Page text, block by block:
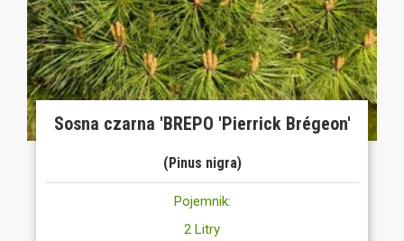
Sosna czarna 'BREPO 'Pierrick Brégeon'
(Pinus nigra)
Pojemnik:
2 Litry